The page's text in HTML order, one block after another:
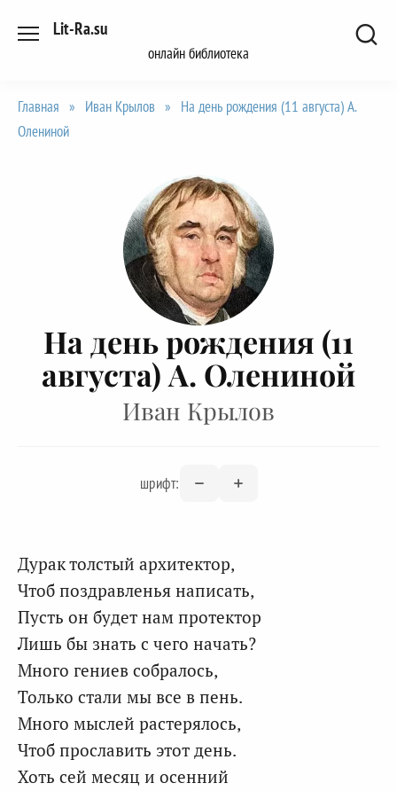
Lit-Ra.su
онлайн библиотека
Главная » Иван Крылов » На день рождения (11 августа) А.
Олениной
На день рождения (11
августа) А. Олениной
Иван Крылов
шрифт:
Дурак толстый архитектор,
Чтоб поздравленья написать,
Пусть он будет нам протектор
Лишь бы знать с чего начать?
Много гениев собралось,
Только стали мы все в пень.
Много мыслей растерялось,
Чтоб прославить этот день.
Хоть сей месяц и осенний